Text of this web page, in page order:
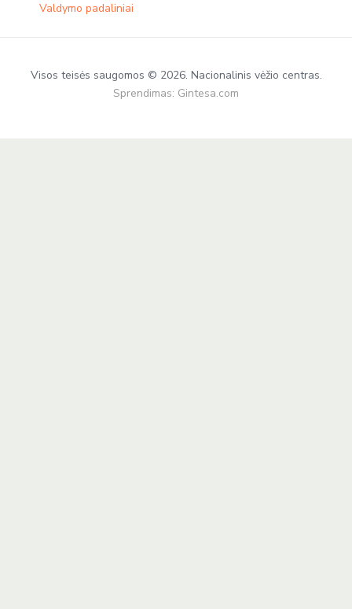
Valdymo padaliniai
Visos teisės saugomos © 2026. Nacionalinis vėžio centras.
Sprendimas: Gintesa.com